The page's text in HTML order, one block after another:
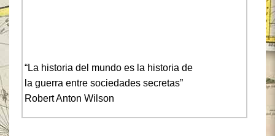
“La historia del mundo es la historia de
la guerra entre sociedades secretas”
Robert Anton Wilson